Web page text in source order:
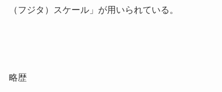
（フジタ）スケール」が用いられている。
略歴